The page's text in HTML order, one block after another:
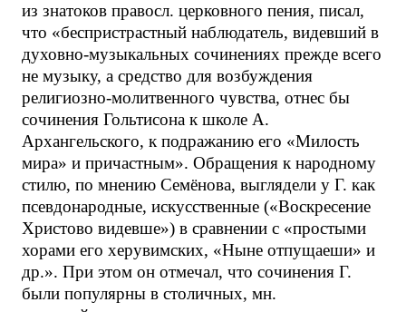
из знатоков правосл. церковного пения, писал,
что «беспристрастный наблюдатель, видевший в
духовно-музыкальных сочинениях прежде всего
не музыку, а средство для возбуждения
религиозно-молитвенного чувства, отнес бы
сочинения Гольтисона к школе А.
Архангельского, к подражанию его «Милость
мира» и причастным». Обращения к народному
стилю, по мнению Семёнова, выглядели у Г. как
псевдонародные, искусственные («Воскресение
Христово видевше») в сравнении с «простыми
хорами его херувимских, «Ныне отпущаеши» и
др.». При этом он отмечал, что сочинения Г.
были популярны в столичных, мн.